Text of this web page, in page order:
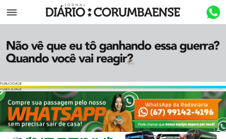
Menu
PUBLICIDADE
PUBLICIDADE